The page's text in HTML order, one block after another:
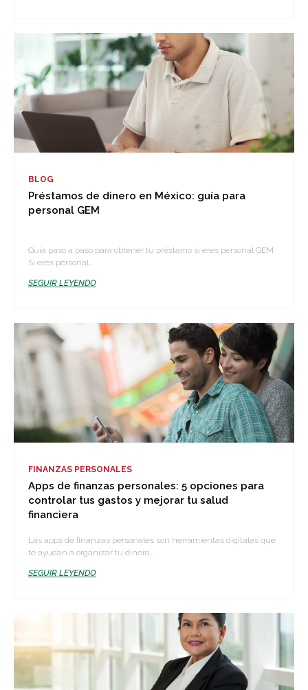
BLOG
Préstamos de dinero en México: guía para
personal GEM
Guía paso a paso para obtener tu préstamo si eres personal GEM
Si eres personal...
SEGUIR LEYENDO
FINANZAS PERSONALES
Apps de finanzas personales: 5 opciones para
controlar tus gastos y mejorar tu salud
financiera
Las apps de finanzas personales son herramientas digitales que
te ayudan a organizar tu dinero...
SEGUIR LEYENDO